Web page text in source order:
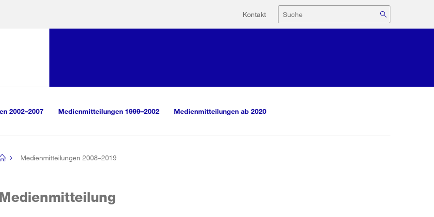
Hilfsnavigation
Kontakt Suche
2002–2007 Medienmitteilungen 1999–2002 Medienmitteilungen ab 2020
Medienmitteilungen 2008–2019